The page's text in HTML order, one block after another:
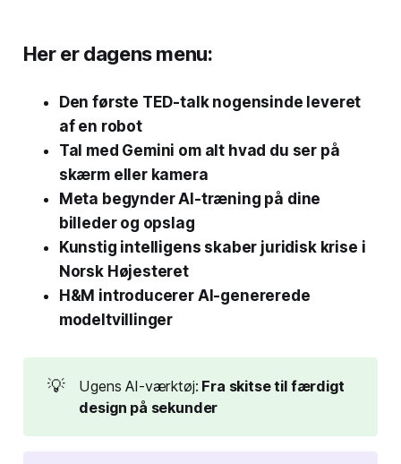
Her er dagens menu:
Den første TED-talk nogensinde leveret
af en robot
Tal med Gemini om alt hvad du ser på
skærm eller kamera
Meta begynder AI-træning på dine
billeder og opslag
Kunstig intelligens skaber juridisk krise i
Norsk Højesteret
H&M introducerer AI-genererede
modeltvillinger
💡 Ugens AI-værktøj: Fra skitse til færdigt
design på sekunder